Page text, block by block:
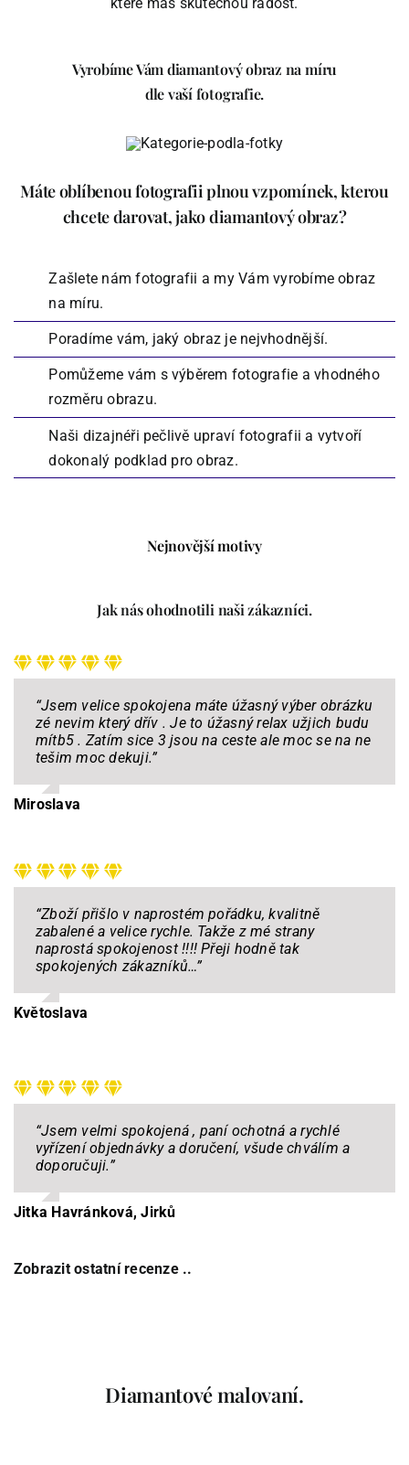
Vyrobíme Vám diamantový obraz na míru
dle vaší fotografie.
Máte oblíbenou fotografii plnou vzpomínek, kterou
chcete darovat, jako diamantový obraz?
Zašlete nám fotografii a my Vám vyrobíme obraz
na míru.
Poradíme vám, jaký obraz je nejvhodnější.
Pomůžeme vám s výběrem fotografie a vhodného
rozměru obrazu.
Naši dizajnéři pečlivě upraví fotografii a vytvoří
dokonalý podklad pro obraz.
Nejnovější motivy
Jak nás ohodnotili naši zákazníci.
“Jsem velice spokojena máte úžasný výber obrázku
zé nevim který dřív . Je to úžasný relax užjich budu
mítb5 . Zatím sice 3 jsou na ceste ale moc se na ne
tešim moc dekuji.”
Miroslava
“Zboží přišlo v naprostém pořádku, kvalitně
zabalené a velice rychle. Takže z mé strany
naprostá spokojenost !!!! Přeji hodně tak
spokojených zákazníků…”
Květoslava
“Jsem velmi spokojená , paní ochotná a rychlé
vyřízení objednávky a doručení, všude chválím a
doporučuji.”
Jitka Havránková, Jirků
Zobrazit ostatní recenze ..
Diamantové malovaní.